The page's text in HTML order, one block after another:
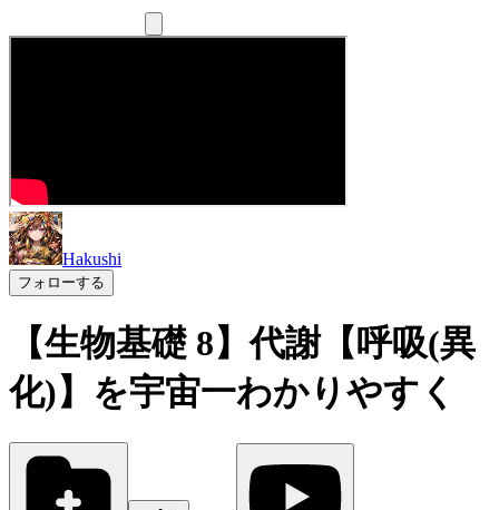
Hakushi
フォローする
【生物基礎 8】代謝【呼吸(異
化)】を宇宙一わかりやすく